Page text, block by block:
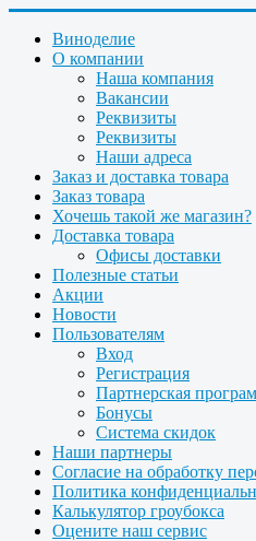
Виноделие
О компании
Наша компания
Вакансии
Реквизиты
Реквизиты
Наши адреса
Заказ и доставка товара
Заказ товара
Хочешь такой же магазин?
Доставка товара
Офисы доставки
Полезные статьи
Акции
Новости
Пользователям
Вход
Регистрация
Партнерская
Бонусы
Система скидок
Наши партнеры
Согласие на обработку
Политика
Калькулятор гроубокса
Оцените наш сервис